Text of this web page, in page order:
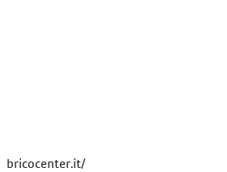
bricocenter.it/